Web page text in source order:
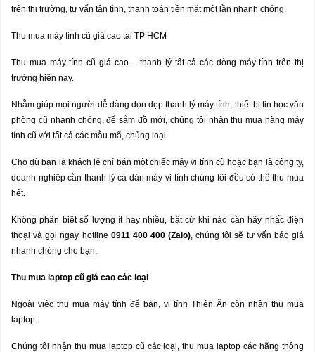
trên thị trường, tư vấn tận tình, thanh toán tiền mặt một lần nhanh chóng.
Thu mua máy tính cũ giá cao tai TP HCM
Thu mua máy tính cũ giá cao – thanh lý tất cả các dòng máy tính trên thị
trường hiện nay.
Nhằm giúp mọi người dễ dàng dọn dẹp thanh lý máy tính, thiết bị tin học văn
phòng cũ nhanh chóng, để sắm đồ mới, chúng tôi nhận thu mua hàng máy
tính cũ với tất cả các mẫu mã, chủng loại.
Cho dù bạn là khách lẻ chỉ bán một chiếc máy vi tính cũ hoặc bạn là công ty,
doanh nghiệp cần thanh lý cả dàn máy vi tính chúng tôi đều có thể thu mua
hết.
Không phân biệt số lượng ít hay nhiều, bất cứ khi nào cần hãy nhấc điện
thoại và gọi ngay hotline 0911 400 400 (Zalo) , chúng tôi sẽ tư vấn báo giá
nhanh chóng cho bạn.
Thu mua laptop cũ giá cao các loại
Ngoài việc thu mua máy tính để bàn, vi tính Thiên Ấn còn nhận thu mua
laptop.
Chúng tôi nhận thu mua laptop cũ các loại, thu mua laptop các hãng thông